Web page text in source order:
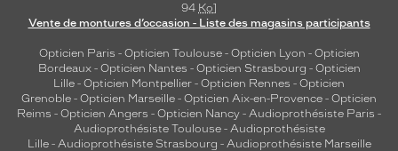
94 Ko]
Vente de montures d’occasion - Liste des magasins participants
Opticien Paris - Opticien Toulouse- Opticien Lyon - Opticien
Bordeaux- Opticien Nantes - Opticien Strasbourg - Opticien
Lille - Opticien Montpellier - Opticien Rennes - Opticien
Grenoble - Opticien Marseille - Opticien Aix-en-Provence - Opticien
Reims - Opticien Angers - Opticien Nancy - Audioprothésiste Paris -
Audioprothésiste Toulouse- Audioprothésiste
Lille- Audioprothésiste Strasbourg - Audioprothésiste Marseille